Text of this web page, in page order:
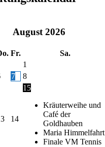
August 2026
Fr. Sa.
1
7 8
14
15
Kräuterweihe und
Café der
Goldhauben
Maria Himmelfahrt
Finale VM Tennis